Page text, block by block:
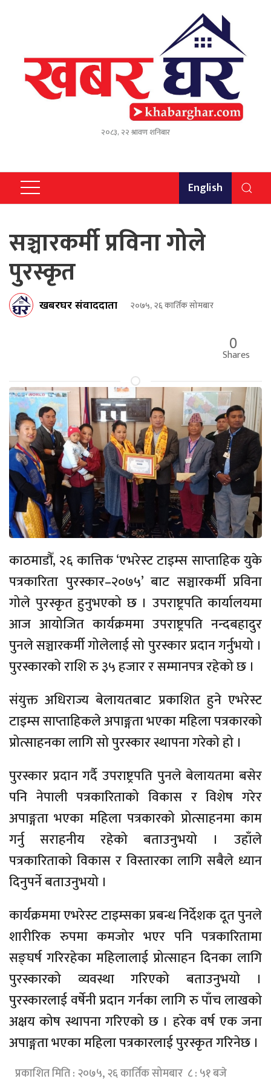
२०८३, २२ श्रावण शनिबार
English
सञ्चारकर्मी प्रविना गोले
पुरस्कृत
खबरघर संवाददाता २०७५, २६ कार्तिक सोमबार
0
Shares
काठमाडौँ, २६ कात्तिक ‘एभरेस्ट टाइम्स साप्ताहिक युके
पत्रकारिता पुरस्कार–२०७५’ बाट सञ्चारकर्मी प्रविना
गोले पुरस्कृत हुनुभएको छ । उपराष्ट्रपति कार्यालयमा
आज आयोजित कार्यक्रममा उपराष्ट्रपति नन्दबहादुर
पुनले सञ्चारकर्मी गोलेलाई सो पुरस्कार प्रदान गर्नुभयो ।
पुरस्कारको राशि रु ३५ हजार र सम्मानपत्र रहेको छ ।
संयुक्त अधिराज्य बेलायतबाट प्रकाशित हुने एभरेस्ट
टाइम्स साप्ताहिकले अपाङ्गता भएका महिला पत्रकारको
प्रोत्साहनका लागि सो पुरस्कार स्थापना गरेको हो ।
पुरस्कार प्रदान गर्दै उपराष्ट्रपति पुनले बेलायतमा बसेर
पनि नेपाली पत्रकारिताको विकास र विशेष गरेर
अपाङ्गता भएका महिला पत्रकारको प्रोत्साहनमा काम
गर्नु सराहनीय रहेको बताउनुभयो । उहाँले
पत्रकारिताको विकास र विस्तारका लागि सबैले ध्यान
दिनुपर्ने बताउनुभयो ।
कार्यक्रममा एभरेस्ट टाइम्सका प्रबन्ध निर्देशक दूत पुनले
शारीरिक रुपमा कमजोर भएर पनि पत्रकारितामा
सङ्घर्ष गरिरहेका महिलालाई प्रोत्साहन दिनका लागि
पुरस्कारको व्यवस्था गरिएको बताउनुभयो ।
पुरस्कारलाई वर्षेनी प्रदान गर्नका लागि रु पाँच लाखको
अक्षय कोष स्थापना गरिएको छ । हरेक वर्ष एक जना
अपाङ्गता भएका महिला पत्रकारलाई पुरस्कृत गरिनेछ ।
प्रकाशित मिति : २०७५, २६ कार्तिक सोमबार ८ : ५१ बजे